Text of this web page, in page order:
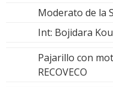
Moderato de la
Int: Bojidara
Pajarillo con
RECOVECO